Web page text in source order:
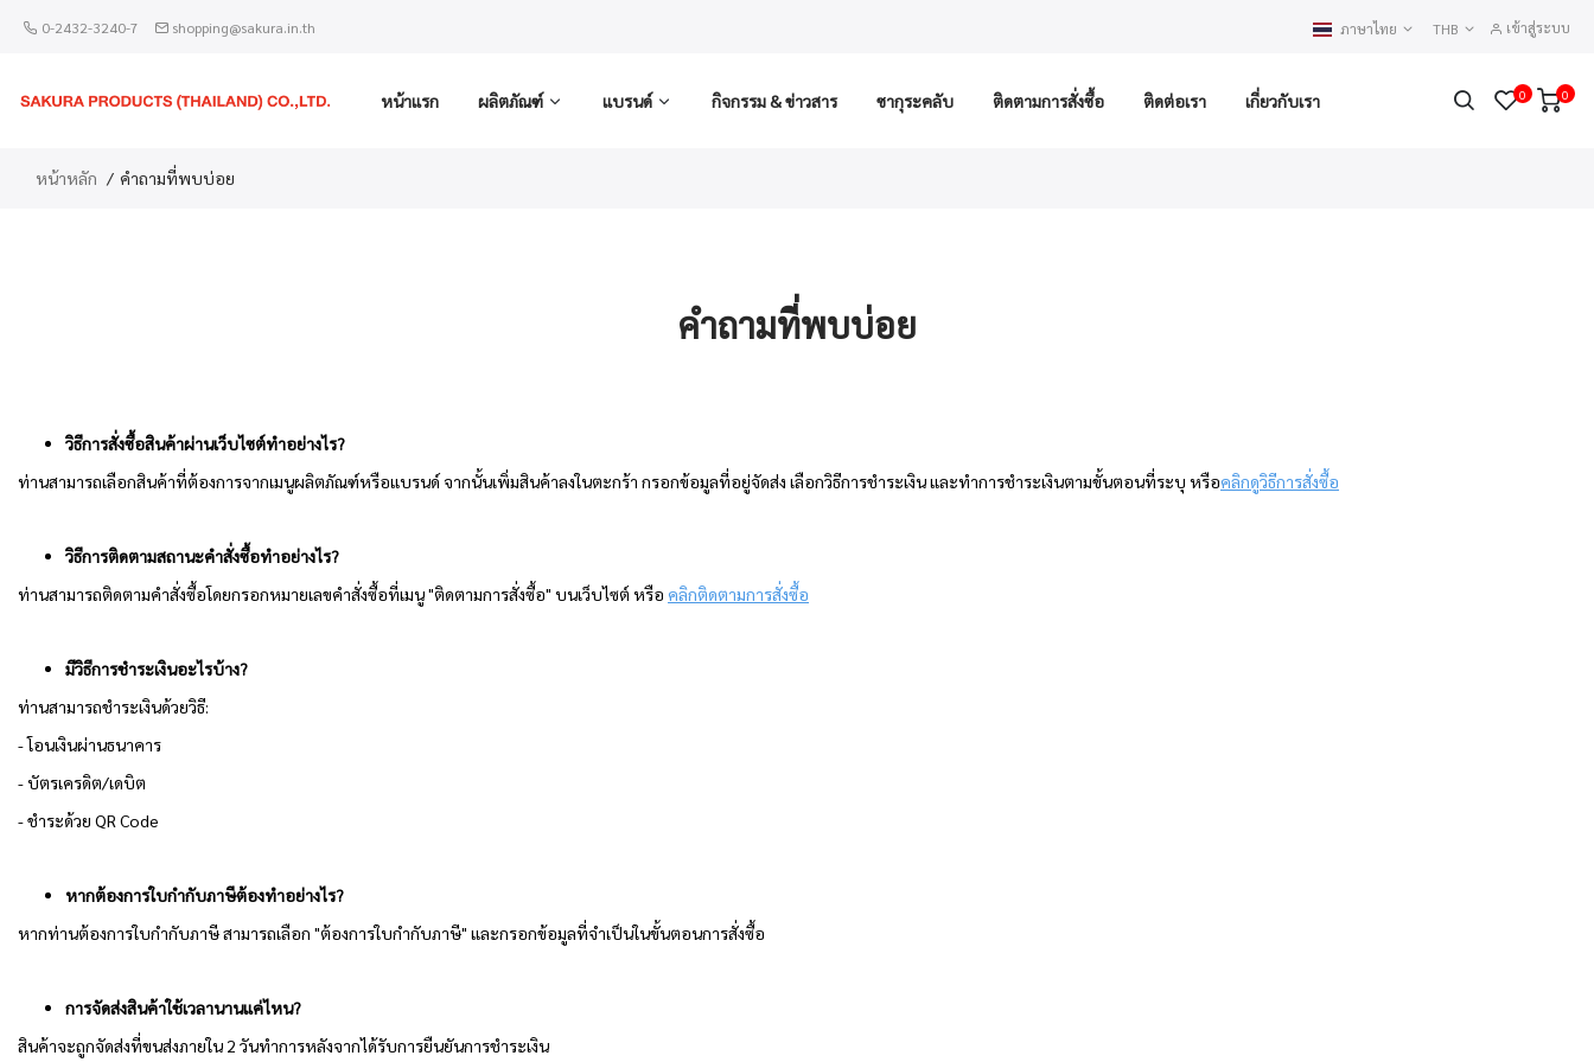
0-2432-3240-7 shopping@sakura.in.th ภาษาไทย THB เข้าสู่ระบบ
หน้าแรก ผลิตภัณฑ์ แบรนด์ กิจกรรม & ข่าวสาร ซากุระคลับ ติดตามการสั่งซื้อ ติดต่อเรา เกี่ยวกับเรา 0 0
หน้าหลัก คำถามที่พบบ่อย
คำถามที่พบบ่อย
วิธีการสั่งซื้อสินค้าผ่านเว็บไซต์ทำอย่างไร?
ท่านสามารถเลือกสินค้าที่ต้องการจากเมนูผลิตภัณฑ์หรือแบรนด์ จากนั้นเพิ่มสินค้าลงในตะกร้า กรอกข้อมูลที่อยู่จัดส่ง เลือกวิธีการชำระเงิน และทำการชำระเงินตามขั้นตอนที่ระบุ หรือคลิกดูวิธีการสั่งซื้อ
วิธีการติดตามสถานะคำสั่งซื้อทำอย่างไร?
ท่านสามารถติดตามคำสั่งซื้อโดยกรอกหมายเลขคำสั่งซื้อที่เมนู "ติดตามการสั่งซื้อ" บนเว็บไซต์ หรือ คลิกติดตามการสั่งซื้อ
มีวิธีการชำระเงินอะไรบ้าง?
ท่านสามารถชำระเงินด้วยวิธี:
- โอนเงินผ่านธนาคาร
- บัตรเครดิต/เดบิต
- ชำระด้วย QR Code
หากต้องการใบกำกับภาษีต้องทำอย่างไร?
หากท่านต้องการใบกำกับภาษี สามารถเลือก "ต้องการใบกำกับภาษี" และกรอกข้อมูลที่จำเป็นในขั้นตอนการสั่งซื้อ
การจัดส่งสินค้าใช้เวลานานแค่ไหน?
สินค้าจะถูกจัดส่งที่ขนส่งภายใน 2 วันทำการหลังจากได้รับการยืนยันการชำระเงิน